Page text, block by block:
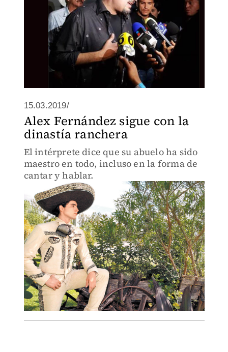
15.03.2019/
Alex Fernández sigue con la
dinastía ranchera
El intérprete dice que su abuelo ha sido
maestro en todo, incluso en la forma de
cantar y hablar.